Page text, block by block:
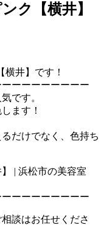
ク【横井】
横井】です！
ーーーーーーーー
です。
ます！
だけでなく、色持ち
ーーーーーーーー
談はお任せくださ